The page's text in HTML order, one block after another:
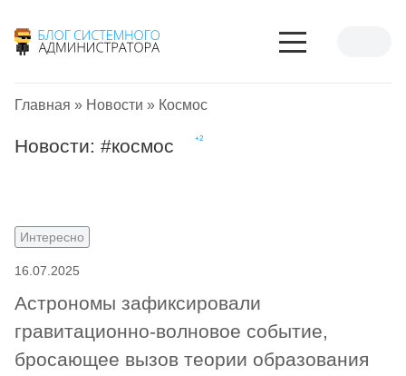
Главная » Новости » Космос
Новости: #космос
Интересно
16.07.2025
Астрономы зафиксировали
гравитационно-волновое событие,
бросающее вызов теории образования